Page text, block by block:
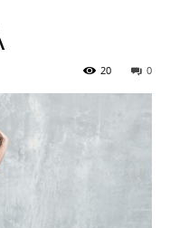
0
20